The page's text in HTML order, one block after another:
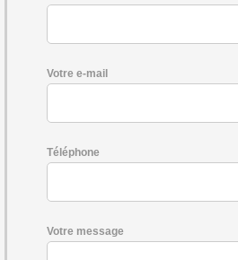
Votre e-mail
Téléphone
Votre message